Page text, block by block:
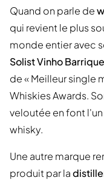
Quand on parle de
qui revient le plus
monde entier avec
Solist Vinho Barrique
de « Meilleur single
Whiskies Awards.
veloutée en font
whisky.
Une autre marque
produit par la